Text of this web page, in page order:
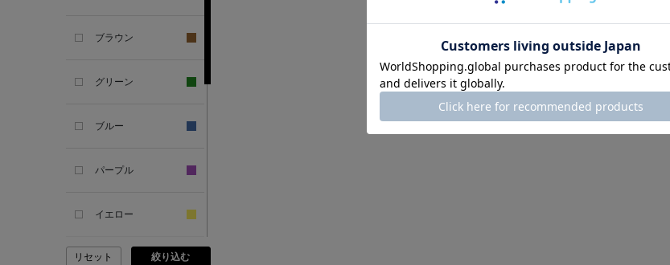
SANDAL
ANDERSONS
ブラウン
グリーン
ブルー
パープル
イエロー
ピンク
リセット 絞り込む